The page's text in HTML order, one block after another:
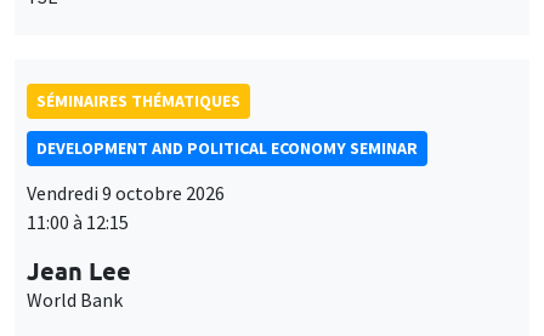
SÉMINAIRES THÉMATIQUES
DEVELOPMENT AND POLITICAL ECONOMY SEMINAR
Vendredi 9 octobre 2026
11:00 à 12:15
Jean Lee
World Bank